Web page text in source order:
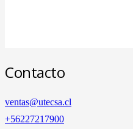
Contacto
ventas@utecsa.cl
+56227217900